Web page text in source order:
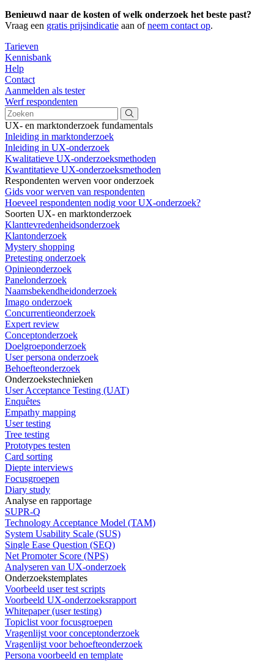
Benieuwd naar de kosten of welk onderzoek het beste past?
Vraag een gratis prijsindicatie aan ofneem contact op.
Tarieven
Kennisbank
Help
Contact
Aanmelden als tester
Werf respondenten
UX- en marktonderzoek fundamentals
Inleiding in marktonderzoek
Inleiding in UX-onderzoek
Kwalitatieve UX-onderzoeksmethoden
Kwantitatieve UX-onderzoeksmethoden
Respondenten werven voor onderzoek
Gids voor werven van respondenten
Hoeveel respondenten nodig voor UX-onderzoek?
Soorten UX- en marktonderzoek
Klanttevredenheidsonderzoek
Klantonderzoek
Mystery shopping
Pretesting onderzoek
Opinieonderzoek
Panelonderzoek
Naamsbekendheidonderzoek
Imago onderzoek
Concurrentieonderzoek
Expert review
Conceptonderzoek
Doelgroeponderzoek
User persona onderzoek
Behoefteonderzoek
Onderzoekstechnieken
User Acceptance Testing (UAT)
Enquêtes
Empathy mapping
User testing
Tree testing
Prototypes testen
Card sorting
Diepte interviews
Focusgroepen
Diary study
Analyse en rapportage
SUPR-Q
Technology Acceptance Model (TAM)
System Usability Scale (SUS)
Single Ease Question (SEQ)
Net Promoter Score (NPS)
Analyseren van UX-onderzoek
Onderzoekstemplates
Voorbeeld user test scripts
Voorbeeld UX-onderzoeksrapport
Whitepaper (user testing)
Topiclist voor focusgroepen
Vragenlijst voor conceptonderzoek
Vragenlijst voor behoefteonderzoek
Persona voorbeeld en template